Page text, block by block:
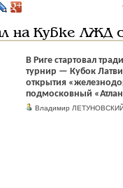
на Кубке ЛЖД
В Риге стартовал
турнир — Кубок
открытия
подмосковный
Владимир